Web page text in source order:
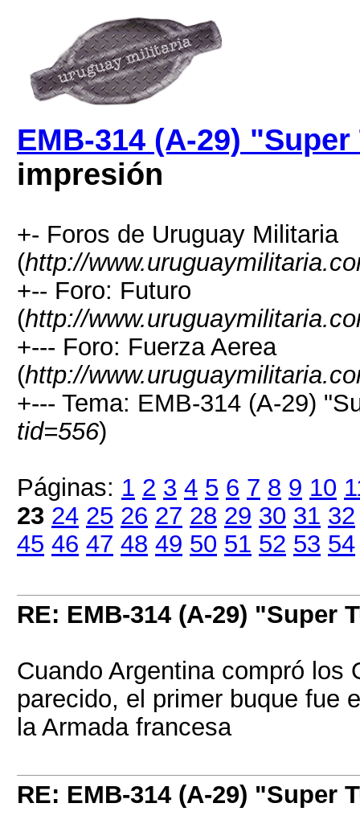
EMB-314 (A-29)
impresión
+- Foros de Uruguay Militaria
(http://
+-- Foro: Futuro
(http://
+--- Foro: Fuerza Aerea
(http://
+--- Tema: EMB-314 (A-29)
tid=556)
Páginas: 1 2 3 4 5 6 7 8 9 10
23 24 25 26 27 28 29 30 31 32
45 46 47 48 49 50 51 52 53 54
RE: EMB-314 (A-29) "Super
Cuando Argentina compró los
parecido, el primer buque fue
la Armada francesa
RE: EMB-314 (A-29) "Super